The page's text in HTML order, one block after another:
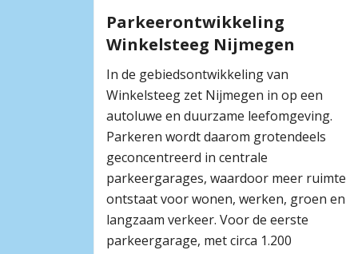
Parkeerontwikkeling
Winkelsteeg Nijmegen
In de gebiedsontwikkeling van
Winkelsteeg zet Nijmegen in op een
autoluwe en duurzame leefomgeving.
Parkeren wordt daarom grotendeels
geconcentreerd in centrale
parkeergarages, waardoor meer ruimte
ontstaat voor wonen, werken, groen en
langzaam verkeer. Voor de eerste
parkeergarage, met circa 1.200